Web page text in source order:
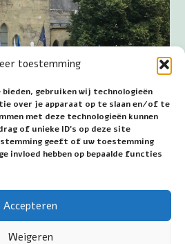
toestemming
gebruiken wij technologieën
over je apparaat op te slaan en/of te
met deze technologieën kunnen
of unieke ID's op deze site
geeft of uw toestemming
invloed hebben op bepaalde functies
Accepteren
Weigeren
te Zutendaal
16 augustus 2022